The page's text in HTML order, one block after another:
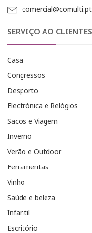
comercial@comulti.pt
SERVIÇO AO CLIENTES
Casa
Congressos
Desporto
Electrónica e Relógios
Sacos e Viagem
Inverno
Verão e Outdoor
Ferramentas
Vinho
Saúde e beleza
Infantil
Escritório